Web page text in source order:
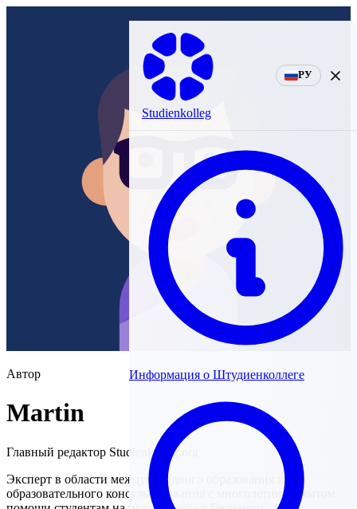
Studienkolleg
РУ
Информация о Штудиенколлеге
Автор
Martin
Главный редактор Studienkolleg.org
Эксперт в области международного образования и
образовательного консультирования с многолетним опытом